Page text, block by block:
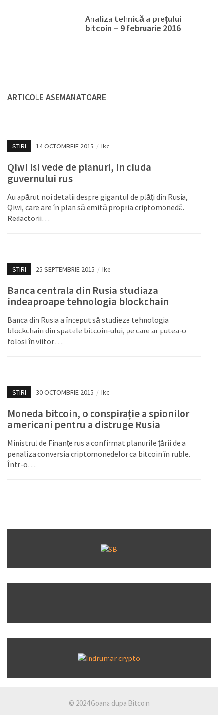
Analiza tehnică a prețului
bitcoin – 9 februarie 2016
ARTICOLE ASEMANATOARE
STIRI 14 OCTOMBRIE 2015 / Ike
Qiwi isi vede de planuri, in ciuda
guvernului rus
Au apărut noi detalii despre gigantul de plăți din Rusia,
Qiwi, care are în plan să emită propria criptomonedă.
Redactorii…
STIRI 25 SEPTEMBRIE 2015 / Ike
Banca centrala din Rusia studiaza
indeaproape tehnologia blockchain
Banca din Rusia a început să studieze tehnologia
blockchain din spatele bitcoin-ului, pe care ar putea-o
folosi în viitor.…
STIRI 30 OCTOMBRIE 2015 / Ike
Moneda bitcoin, o conspirație a spionilor
americani pentru a distruge Rusia
Ministrul de Finanțe rus a confirmat planurile țării de a
penaliza conversia criptomonedelor ca bitcoin în ruble.
Într-o…
© 2024 Goana dupa Bitcoin